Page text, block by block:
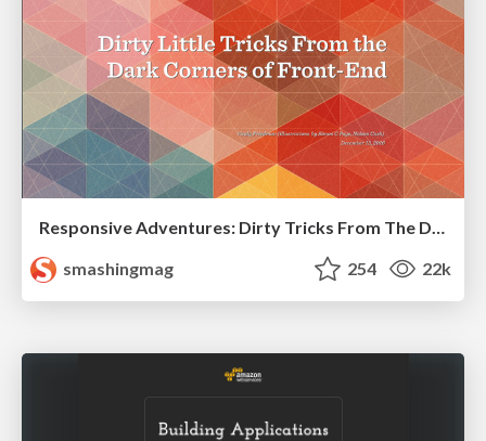
Responsive Adventures: Dirty Tricks From The Dark Corners of Front-End
smashingmag
254 22k